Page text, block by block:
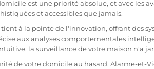
est une priorité absolue, et avec les
et accessibles que jamais.
tient à la pointe de l'innovation, offrant des
aux analyses comportementales
la surveillancede votre maison n'a
de votre domicile au hasard. Alarme-et-